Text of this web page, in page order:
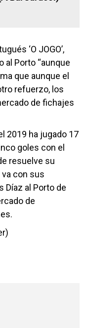
‘O JOGO’,
Porto “aunque
que aunque el
refuerzo, los
de fichajes
2019 ha jugado 17
goles con el
resuelve su
con sus
Díaz al Porto de
de